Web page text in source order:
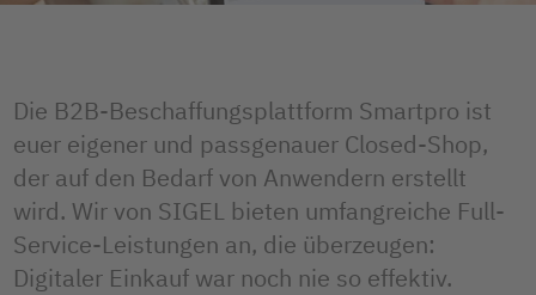
Die B2B-Beschaffungsplattform Smartpro ist
euer eigener und passgenauer Closed-Shop,
der auf den Bedarf von Anwendern erstellt
wird. Wir von SIGEL bieten umfangreiche Full-
Service-Leistungen an, die überzeugen:
Digitaler Einkauf war noch nie so effektiv.